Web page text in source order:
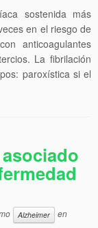
sostenida más
en el riesgo de
anticoagulantes
La fibrilación
paroxística si el
Alzheimer
en